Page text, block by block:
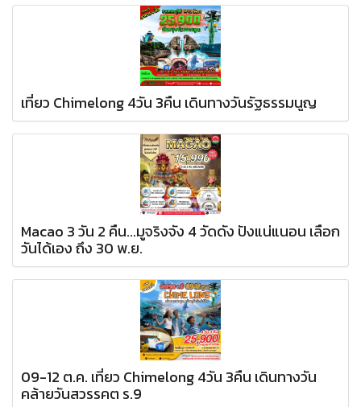
เที่ยว Chimelong 4วัน 3คืน เดินทางวันรัฐธรรมนูญ
Macao 3 วัน 2 คืน...มูจริงจัง 4 วัดดัง ปังแน่แนอน เลือก
วันได้เอง ถึง 30 พ.ย.
09-12 ต.ค. เที่ยว Chimelong 4วัน 3คืน เดินทางวัน
คล้ายวันสวรรคต ร.9